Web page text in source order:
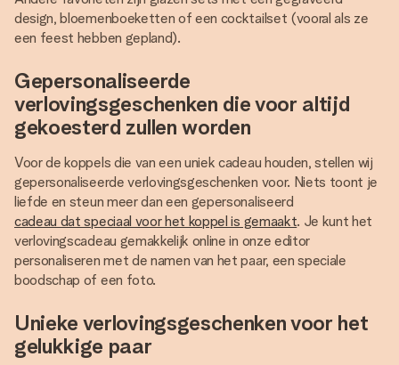
design, bloemenboeketten of een cocktailset (vooral als ze
een feest hebben gepland).
Gepersonaliseerde
verlovingsgeschenken die voor altijd
gekoesterd zullen worden
Voor de koppels die van een uniek cadeau houden, stellen wij
gepersonaliseerde verlovingsgeschenken voor. Niets toont je
liefde en steun meer dan een gepersonaliseerd
cadeau dat speciaal voor het koppel is gemaakt. Je kunt het
verlovingscadeau gemakkelijk online in onze editor
personaliseren met de namen van het paar, een speciale
boodschap of een foto.
Unieke verlovingsgeschenken voor het
gelukkige paar